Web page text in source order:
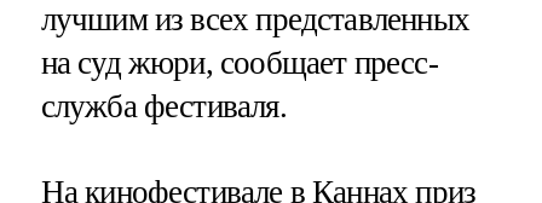
лучшим из всех представленных
на суд жюри, сообщает пресс-
служба фестиваля.
На кинофестивале в Каннах приз